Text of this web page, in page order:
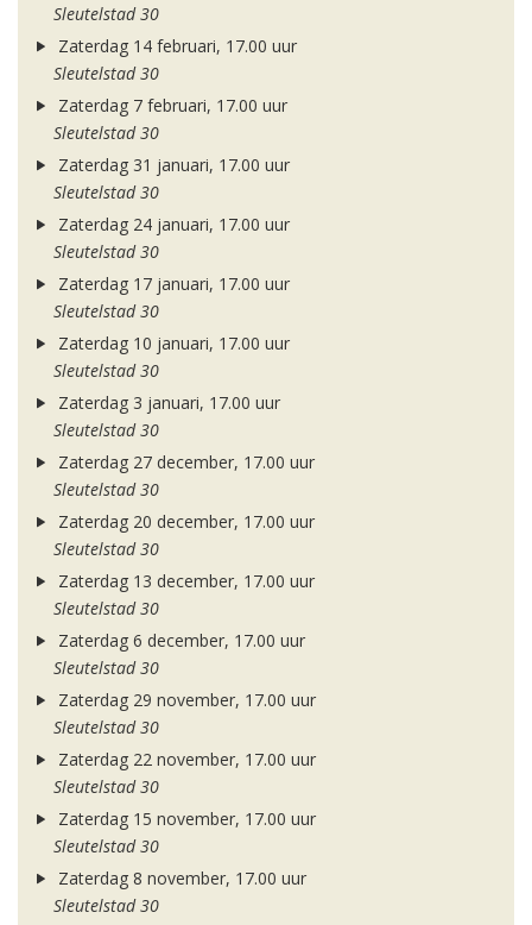
Sleutelstad 30
Zaterdag 14 februari, 17.00 uur
Sleutelstad 30
Zaterdag 7 februari, 17.00 uur
Sleutelstad 30
Zaterdag 31 januari, 17.00 uur
Sleutelstad 30
Zaterdag 24 januari, 17.00 uur
Sleutelstad 30
Zaterdag 17 januari, 17.00 uur
Sleutelstad 30
Zaterdag 10 januari, 17.00 uur
Sleutelstad 30
Zaterdag 3 januari, 17.00 uur
Sleutelstad 30
Zaterdag 27 december, 17.00 uur
Sleutelstad 30
Zaterdag 20 december, 17.00 uur
Sleutelstad 30
Zaterdag 13 december, 17.00 uur
Sleutelstad 30
Zaterdag 6 december, 17.00 uur
Sleutelstad 30
Zaterdag 29 november, 17.00 uur
Sleutelstad 30
Zaterdag 22 november, 17.00 uur
Sleutelstad 30
Zaterdag 15 november, 17.00 uur
Sleutelstad 30
Zaterdag 8 november, 17.00 uur
Sleutelstad 30